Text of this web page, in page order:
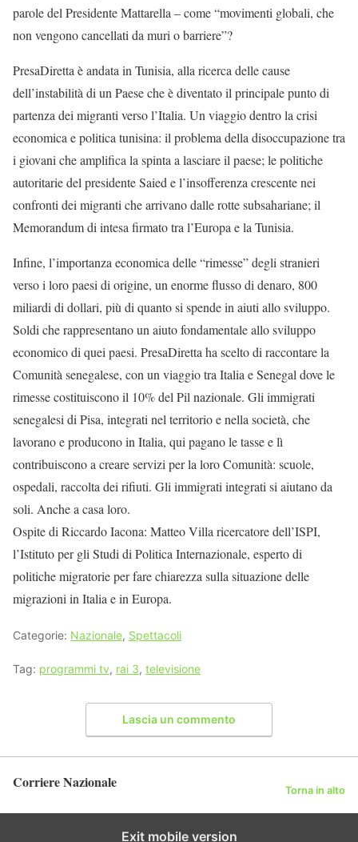
parole del Presidente Mattarella – come “movimenti globali, che
non vengono cancellati da muri o barriere”?
PresaDiretta è andata in Tunisia, alla ricerca delle cause
dell’instabilità di un Paese che è diventato il principale punto di
partenza dei migranti verso l’Italia. Un viaggio dentro la crisi
economica e politica tunisina: il problema della disoccupazione tra
i giovani che amplifica la spinta a lasciare il paese; le politiche
autoritarie del presidente Saied e l’insofferenza crescente nei
confronti dei migranti che arrivano dalle rotte subsahariane; il
Memorandum di intesa firmato tra l’Europa e la Tunisia.
Infine, l’importanza economica delle “rimesse” degli stranieri
verso i loro paesi di origine, un enorme flusso di denaro, 800
miliardi di dollari, più di quanto si spende in aiuti allo sviluppo.
Soldi che rappresentano un aiuto fondamentale allo sviluppo
economico di quei paesi. PresaDiretta ha scelto di raccontare la
Comunità senegalese, con un viaggio tra Italia e Senegal dove le
rimesse costituiscono il 10% del Pil nazionale. Gli immigrati
senegalesi di Pisa, integrati nel territorio e nella società, che
lavorano e producono in Italia, qui pagano le tasse e lì
contribuiscono a creare servizi per la loro Comunità: scuole,
ospedali, raccolta dei rifiuti. Gli immigrati integrati si aiutano da
soli. Anche a casa loro.
Ospite di Riccardo Iacona: Matteo Villa ricercatore dell’ISPI,
l’Istituto per gli Studi di Politica Internazionale, esperto di
politiche migratorie per fare chiarezza sulla situazione delle
migrazioni in Italia e in Europa.
Categorie: Nazionale, Spettacoli
Tag: programmi tv, rai 3, televisione
Lascia un commento
Corriere Nazionale Torna in alto
Exit mobile version